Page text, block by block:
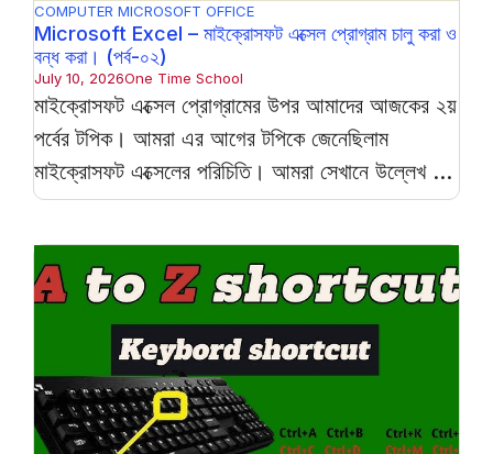
COMPUTER MICROSOFT OFFICE
Microsoft Excel – মাইক্রোসফট এক্সেল প্রোগ্রাম চালু করা ও
বন্ধ করা। (পর্ব-০২)
July 10, 2026One Time School
মাইক্রোসফট এক্সেল প্রোগ্রামের উপর আমাদের আজকের ২য়
পর্বের টপিক। আমরা এর আগের টপিকে জেনেছিলাম
মাইক্রোসফট এক্সেলের পরিচিতি। আমরা সেখানে উল্লেখ ...